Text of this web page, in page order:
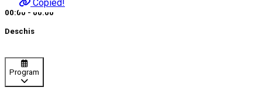
Copied!
00:00 - 00:00
Deschis
Program